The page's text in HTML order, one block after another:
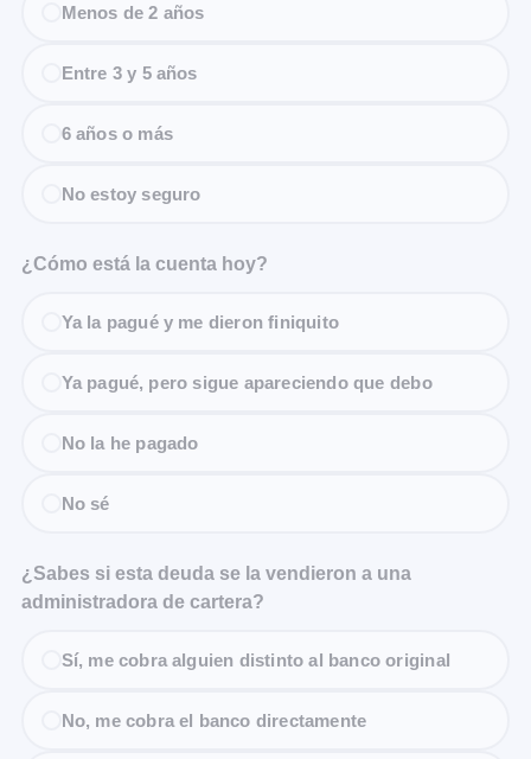
Menos de 2 años
Entre 3 y 5 años
6 años o más
No estoy seguro
¿Cómo está la cuenta hoy?
Ya la pagué y me dieron finiquito
Ya pagué, pero sigue apareciendo que debo
No la he pagado
No sé
¿Sabes si esta deuda se la vendieron a una
administradora de cartera?
Sí, me cobra alguien distinto al banco original
No, me cobra el banco directamente